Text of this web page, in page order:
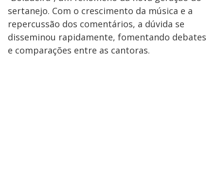
sertanejo. Com o crescimento da música e a
repercussão dos comentários, a dúvida se
disseminou rapidamente, fomentando debates
e comparações entre as cantoras.